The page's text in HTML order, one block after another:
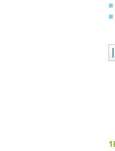
■
■